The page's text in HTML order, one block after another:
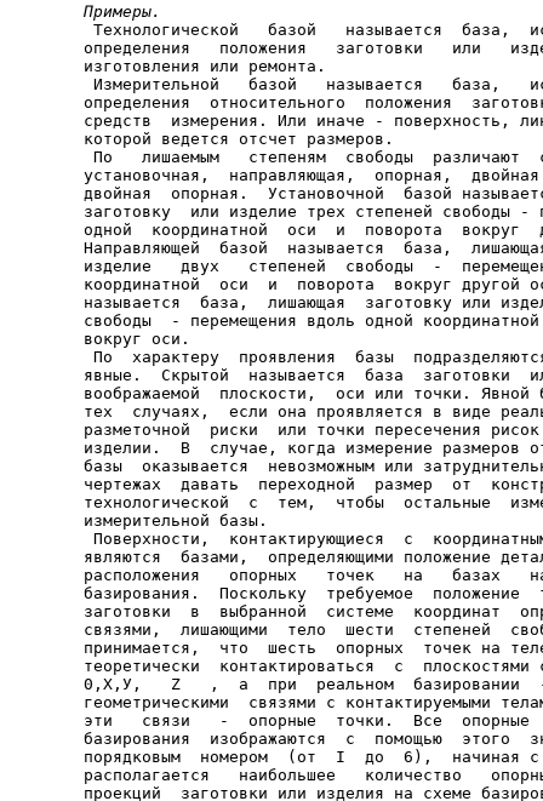
Примеры.
Технологической   базой   называется  база,
определения   положения   заготовки   или
изготовления или ремонта.
Измерительной   базой   называется   база,
определения  относительного  положения
средств  измерения. Или иначе - поверхность,
которой ведется отсчет размеров.
По   лишаемым   степеням  свободы  различают
установочная,  направляющая,  опорная,
двойная  опорная.  Установочной  базой
заготовку  или изделие трех степеней свободы -
одной  координатной  оси  и  поворота  вокруг
Направляющей  базой  называется  база,
изделие   двух   степеней  свободы  -
координатной  оси  и  поворота  вокруг другой
называется  база,  лишающая  заготовку или
свободы  - перемещения вдоль одной
вокруг оси.
По  характеру  проявления  базы
явные.  Скрытой  называется  база  заготовки
воображаемой  плоскости,  оси или точки. Явной
тех  случаях,  если она проявляется в виде
разметочной  риски  или точки пересечения
изделии.  В  случае, когда измерение размеров
базы  оказывается  невозможным или
чертежах  давать  переходной  размер  от
технологической  с  тем,  чтобы  остальные
измерительной базы.
Поверхности,  контактирующиеся  с
являются  базами,  определяющими положение
расположения   опорных   точек   на   базах
базирования.  Поскольку  требуемое  положение
заготовки  в  выбранной  системе  координат
связями,  лишающими  тело  шести  степеней
принимается,  что  шесть  опорных  точек на
теоретически  контактироваться  с  плоскостями
0,Х,У,   Z   ,  а  при  реальном  базировании  -
геометрическими  связями с контактируемыми
эти   связи   -  опорные  точки.  Все  опорные
базирования  изображаются  с  помощью  этого
порядковым  номером  (от  I  до  6),  начиная с
располагается   наибольшее   количество
проекций  заготовки или изделия на схеме